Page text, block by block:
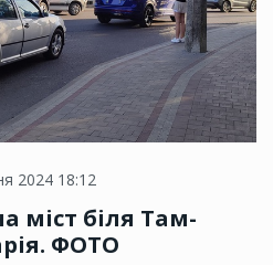
2024 18:12
міст біля Там-
ФОТО